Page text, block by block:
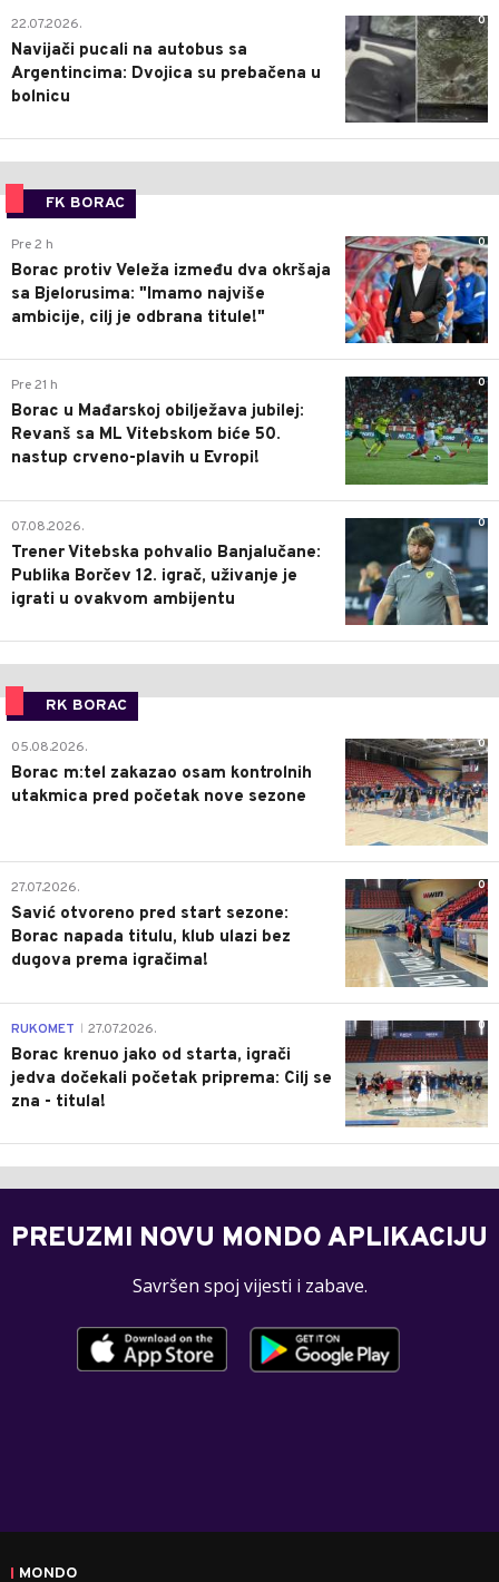
0
22.07.2026.
Navijači pucali na autobus sa
Argentincima: Dvojica su prebačena u
bolnicu
FK BORAC
0
Pre 2 h
Borac protiv Veleža između dva okršaja
sa Bjelorusima: "Imamo najviše
ambicije, cilj je odbrana titule!"
0
Pre 21 h
Borac u Mađarskoj obilježava jubilej:
Revanš sa ML Vitebskom biće 50.
nastup crveno-plavih u Evropi!
0
07.08.2026.
Trener Vitebska pohvalio Banjalučane:
Publika Borčev 12. igrač, uživanje je
igrati u ovakvom ambijentu
RK BORAC
0
05.08.2026.
Borac m:tel zakazao osam kontrolnih
utakmica pred početak nove sezone
0
27.07.2026.
Savić otvoreno pred start sezone:
Borac napada titulu, klub ulazi bez
dugova prema igračima!
0
RUKOMET 27.07.2026.
Borac krenuo jako od starta, igrači
jedva dočekali početak priprema: Cilj se
zna - titula!
PREUZMI NOVU MONDO APLIKACIJU
Savršen spoj vijesti i zabave.
MONDO